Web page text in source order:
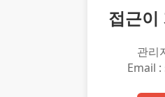
접근이
관리
Email